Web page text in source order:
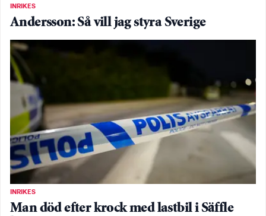
INRIKES
Andersson: Så vill jag styra Sverige
INRIKES
Man död efter krock med lastbil i Säffle